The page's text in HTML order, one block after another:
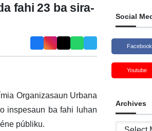
fahi 23 ba sira-
Organizasaun Urbana
inspesaun ba fahi luhan
públiku.
Social
Facebook
Youtube
Archives
Archives